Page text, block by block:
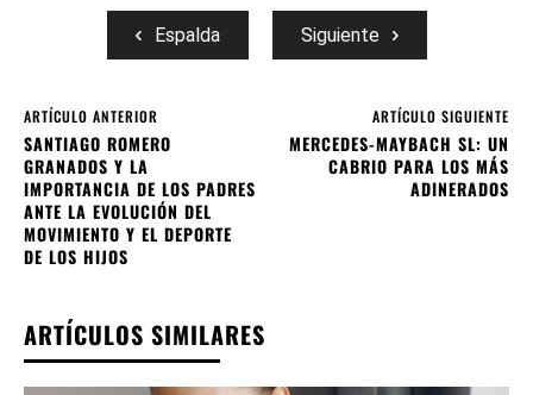
Espalda Siguiente
ARTÍCULO ANTERIOR
SANTIAGO ROMERO
GRANADOS Y LA
IMPORTANCIA DE LOS PADRES
ANTE LA EVOLUCIÓN DEL
MOVIMIENTO Y EL DEPORTE
DE LOS HIJOS
ARTÍCULO SIGUIENTE
MERCEDES-MAYBACH SL: UN
CABRIO PARA LOS MÁS
ADINERADOS
ARTÍCULOS SIMILARES